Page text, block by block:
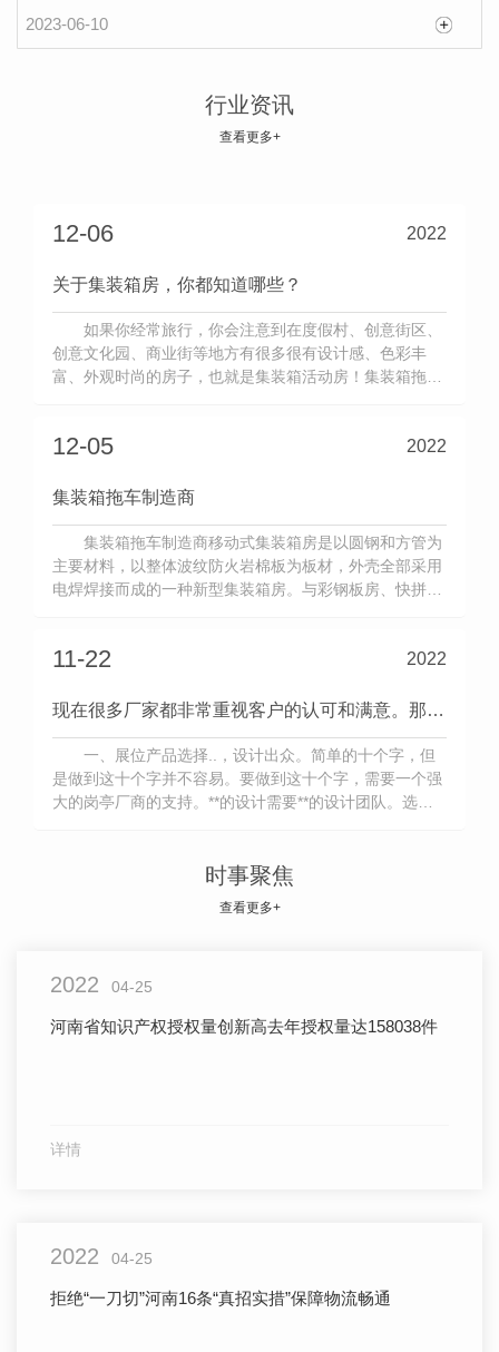
2023-06-10
行业资讯
查看更多+
集装箱式房屋｜多样化的房子你想体验吗？
活中，我们见过形形色色的院子，淳朴的乡村小院，
所绿色环保的庭院，静静的生活。 生活在这样的环
12-06 2022
关于集装箱房，你都知道哪些？
如果你经常旅行，你会注意到在度假村、创意街区、
创意文化园、商业街等地方有很多很有设计感、色彩丰
富、外观时尚的房子，也就是集装箱活动房！集装箱拖车
室，移动通讯房，集装箱商业街，集装箱移动厕所，很多
12-05 2022
集装箱拖车制造商
集装箱拖车制造商移动式集装箱房是以圆钢和方管为
主要材料，以整体波纹防火岩棉板为板材，外壳全部采用
电焊焊接而成的一种新型集装箱房。与彩钢板房、快拼箱
集装箱拖车的特点隔热、抗风、抗震、防水、防潮、防
11-22 2022
现在很多厂家都非常重视客户的认可和满意。那么你知道如何让客户满意吗？
一、展位产品选择..，设计出众。简单的十个字，但
是做到这十个字并不容易。要做到这十个字，需要一个强
大的岗亭厂商的支持。**的设计需要**的设计团队。选材
们..你的质量。二是展位服务效率高，完成质量好。我们
时事聚焦
查看更多+
2022 04-25
河南省知识产权授权量创新高去年授权量达158038件
详情
2022 04-25
拒绝“一刀切”河南16条“真招实措”保障物流畅通